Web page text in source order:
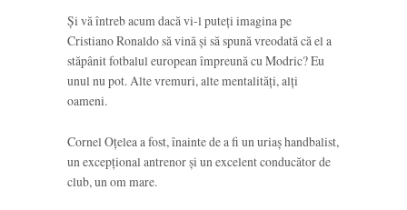
Și vă întreb acum dacă vi-l puteți imagina pe
Cristiano Ronaldo să vină și să spună vreodată că el a
stăpânit fotbalul european împreună cu Modric? Eu
unul nu pot. Alte vremuri, alte mentalități, alți
oameni.
Cornel Oțelea a fost, înainte de a fi un uriaș handbalist,
un excepțional antrenor și un excelent conducător de
club, un om mare.